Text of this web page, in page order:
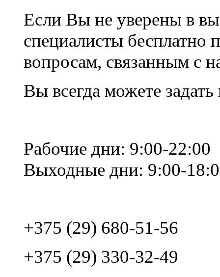
Если Вы не уверены в
специалисты
вопросам, связанным с
Вы всегда можете
Рабочие дни: 9:00-22:00
Выходные дни: 9:00-
+375 (29) 680-51-56
+375 (29) 330-32-49